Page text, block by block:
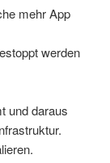
mehr App
werden
und daraus